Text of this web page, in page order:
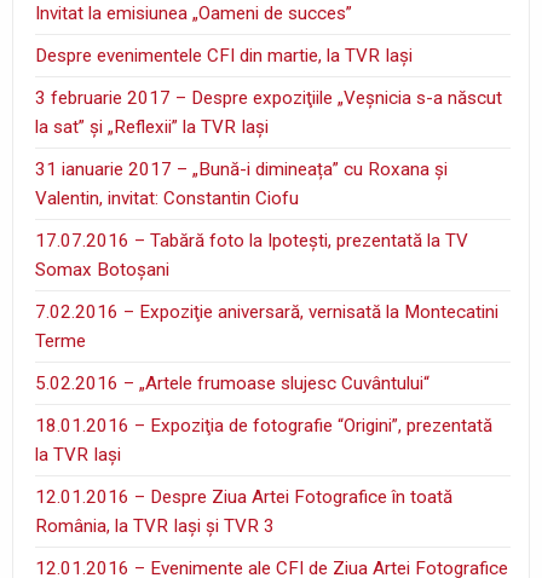
Invitat la emisiunea „Oameni de succes”
Despre evenimentele CFI din martie, la TVR Iaşi
3 februarie 2017 – Despre expoziţiile „Veşnicia s-a născut
la sat” şi „Reflexii” la TVR Iaşi
31 ianuarie 2017 – „Bună-i dimineața” cu Roxana și
Valentin, invitat: Constantin Ciofu
17.07.2016 – Tabără foto la Ipoteşti, prezentată la TV
Somax Botoşani
7.02.2016 – Expoziţie aniversară, vernisată la Montecatini
Terme
5.02.2016 – „Artele frumoase slujesc Cuvântului“
18.01.2016 – Expoziţia de fotografie “Origini”, prezentată
la TVR Iaşi
12.01.2016 – Despre Ziua Artei Fotografice în toată
România, la TVR Iaşi şi TVR 3
12.01.2016 – Evenimente ale CFI de Ziua Artei Fotografice